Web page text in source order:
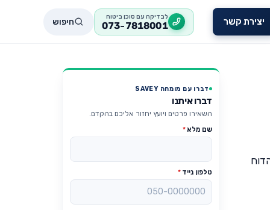
יצירת קשר לבדיקה עם סוכן ביטוח
073-7818001 חיפוש
דברו עם מומחה SAVEY
דברו איתנו
השאירו פרטים ויועץ יחזור אליכם בהקדם.
שם מלא*
טלפון נייד *